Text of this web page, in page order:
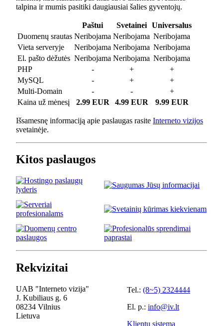
talpina ir mumis pasitiki daugiausiai šalies gyventojų.
Paštui Svetainei
Universalus
Duomenų srautas Neribojama Neribojama Neribojama
Vieta serveryje
Neribojama Neribojama Neribojama
El. pašto dėžutės Neribojama Neribojama Neribojama
PHP
- +
+
MySQL
- +
+
Multi-Domain
- -
+
Kaina už mėnesį
2.99 EUR 4.99 EUR 9.99 EUR
Išsamesnę informaciją apie paslaugas rasite Interneto vizijos
svetainėje.
Kitos paslaugos
Rekvizitai
UAB "Interneto vizija"
J. Kubiliaus g. 6
08234 Vilnius
Lietuva
Tel.: (8~5) 2324444
El. p.: info@iv.lt
Klientų sistema